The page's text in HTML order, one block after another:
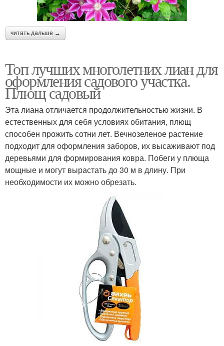
читать дальше →
Топ лучших многолетних лиан для
оформления садового участка.
Плющ садовый
Эта лиана отличается продолжительностью жизни. В
естественных для себя условиях обитания, плющ
способен прожить сотни лет. Вечнозеленое растение
подходит для оформления заборов, их высаживают под
деревьями для формирования ковра. Побеги у плюща
мощные и могут вырастать до 30 м в длину. При
необходимости их можно обрезать.